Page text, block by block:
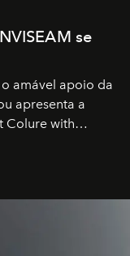
se
amável apoio da
apresenta a
Colure with